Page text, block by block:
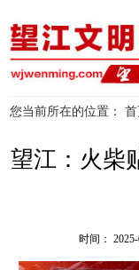
您当前所在的位置： 首
望江：火柴
时间：